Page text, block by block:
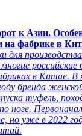
к Азии.
на фабрике в
для
в Китае. В
бренда
туфель,
ноге.
но уже в 2022